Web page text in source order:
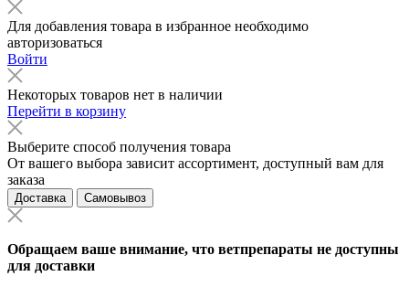
Для добавления товара в избранное необходимо
авторизоваться
Войти
Некоторых товаров нет в наличии
Перейти в корзину
Выберите способ получения товара
От вашего выбора зависит ассортимент, доступный вам для
заказа
Доставка Самовывоз
Обращаем ваше внимание, что ветпрепараты не доступны
для доставки